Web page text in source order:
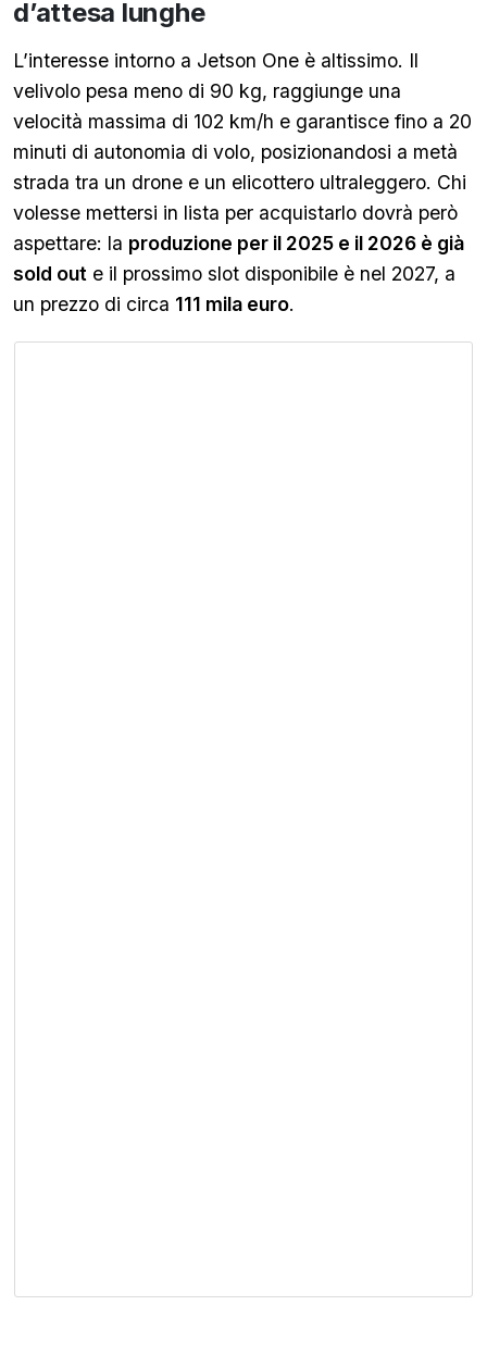
d’attesa lunghe
L’interesse intorno a Jetson One è altissimo. Il
velivolo pesa meno di 90 kg, raggiunge una
velocità massima di 102 km/h e garantisce fino a 20
minuti di autonomia di volo, posizionandosi a metà
strada tra un drone e un elicottero ultraleggero. Chi
volesse mettersi in lista per acquistarlo dovrà però
aspettare: la produzione per il 2025 e il 2026 è già
sold out e il prossimo slot disponibile è nel 2027, a
un prezzo di circa 111 mila euro.